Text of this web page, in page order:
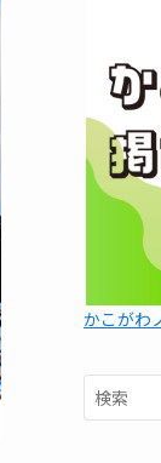
かこがわ